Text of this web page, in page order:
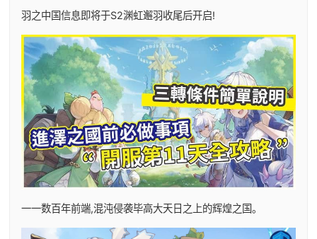
羽之中国信息即将于S2渊虹邂羽收尾后开启!
一一数百年前端,混沌侵袭毕高大天日之上的辉煌之国。